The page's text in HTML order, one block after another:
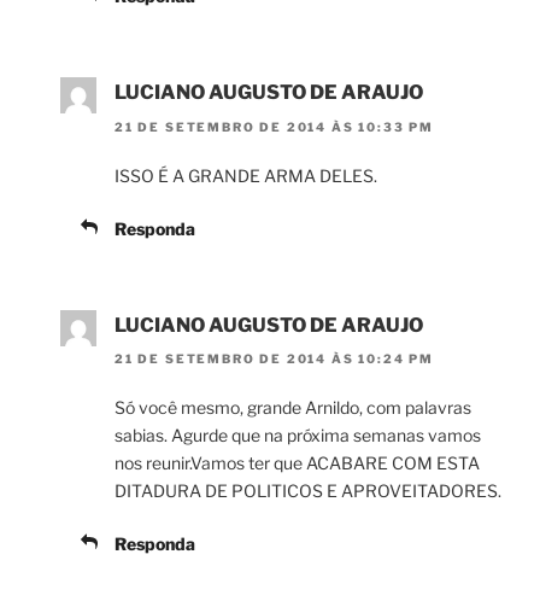
LUCIANO AUGUSTO DE ARAUJO
21 DE SETEMBRO DE 2014 ÀS 10:33 PM
ISSO É A GRANDE ARMA DELES.
Responda
LUCIANO AUGUSTO DE ARAUJO
21 DE SETEMBRO DE 2014 ÀS 10:24 PM
Só você mesmo, grande Arnildo, com palavras
sabias. Agurde que na próxima semanas vamos
nos reunir.Vamos ter que ACABARE COM ESTA
DITADURA DE POLITICOS E APROVEITADORES.
Responda